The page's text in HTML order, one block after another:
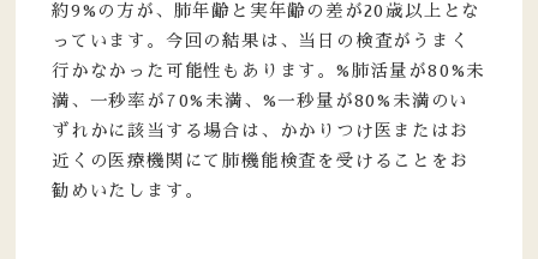
約9%の方が、肺年齢と実年齢の差が20歳以上とな
っています。今回の結果は、当日の検査がうまく
行かなかった可能性もあります。%肺活量が80%未
満、一秒率が70%未満、%一秒量が80%未満のい
ずれかに該当する場合は、かかりつけ医またはお
近くの医療機関にて肺機能検査を受けることをお
勧めいたします。